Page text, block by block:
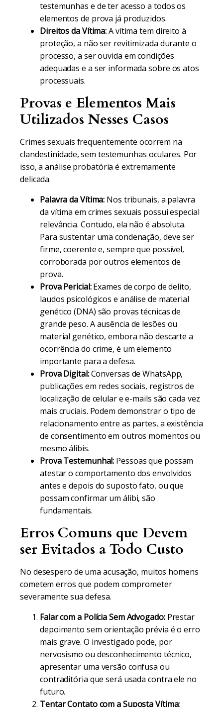
testemunhas e de ter acesso a todos os
elementos de prova já produzidos.
Direitos da Vítima:A vítima tem direito à
proteção, a não ser revitimizada durante o
processo, a ser ouvida em condições
adequadas e a ser informada sobre os atos
processuais.
Provas e Elementos Mais
Utilizados Nesses Casos
Crimes sexuais frequentemente ocorrem na
clandestinidade, sem testemunhas oculares. Por
isso, a análise probatória é extremamente
delicada.
Palavra da Vítima: Nos tribunais, a palavra
da vítima em crimes sexuais possui especial
relevância. Contudo, ela não é absoluta.
Para sustentar uma condenação, deve ser
firme, coerente e, sempre que possível,
corroborada por outros elementos de
prova.
Prova Pericial:Exames de corpo de delito,
laudos psicológicos e análise de material
genético (DNA) são provas técnicas de
grande peso. A ausência de lesões ou
material genético, embora não descarte a
ocorrência do crime, é um elemento
importante para a defesa.
Prova Digital:Conversas de WhatsApp,
publicações em redes sociais, registros de
localização de celular e e-mails são cada vez
mais cruciais. Podem demonstrar o tipo de
relacionamento entre as partes, a existência
de consentimento em outros momentos ou
mesmo álibis.
Prova Testemunhal: Pessoas que possam
atestar o comportamento dos envolvidos
antes e depois do suposto fato, ou que
possam confirmar um álibi, são
fundamentais.
Erros Comuns que Devem
ser Evitados a Todo Custo
No desespero de uma acusação, muitos homens
cometem erros que podem comprometer
severamente sua defesa.
Falar com a Polícia Sem Advogado:Prestar
depoimento sem orientação prévia é o erro
mais grave. O investigado pode, por
nervosismo ou desconhecimento técnico,
apresentar uma versão confusa ou
contraditória que será usada contra ele no
futuro.
Tentar Contato com a Suposta Vítima: